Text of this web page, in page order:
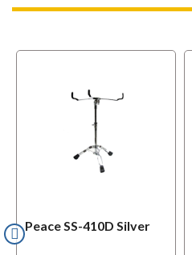
Peace SS-410D Silver